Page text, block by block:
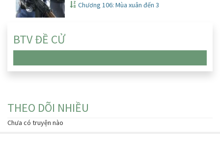
Chương 106: Mùa xuân đến 3
BTV ĐỀ CỬ
THEO DÕI NHIỀU
Chưa có truyện nào